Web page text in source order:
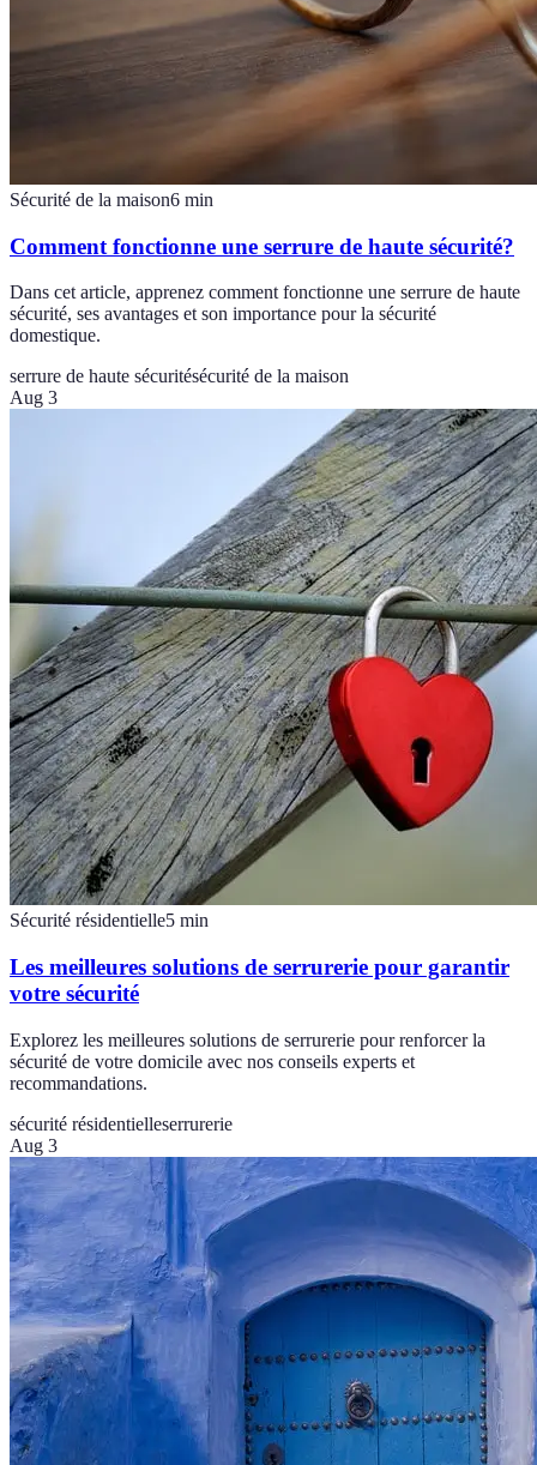
Sécurité de la maison6 min
Comment fonctionne une serrure de haute sécurité?
Dans cet article, apprenez comment fonctionne une serrure de haute
sécurité, ses avantages et son importance pour la sécurité
domestique.
serrure de haute sécuritésécurité de la maison
Aug 3
Sécurité résidentielle5 min
Les meilleures solutions de serrurerie pour garantir
votre sécurité
Explorez les meilleures solutions de serrurerie pour renforcer la
sécurité de votre domicile avec nos conseils experts et
recommandations.
sécurité résidentielleserrurerie
Aug 3